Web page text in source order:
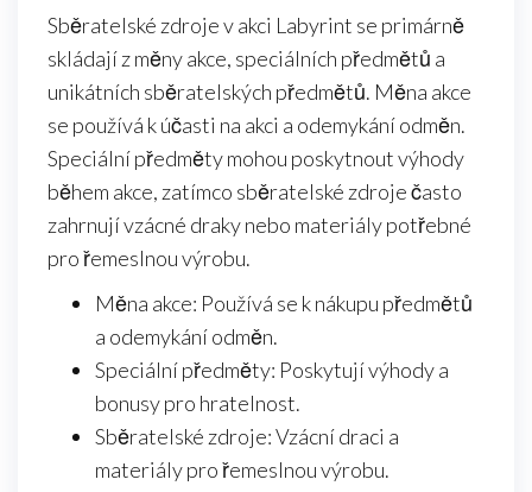
Sběratelské zdroje v akci Labyrint se primárně
skládají z měny akce, speciálních předmětů a
unikátních sběratelských předmětů. Měna akce
se používá k účasti na akci a odemykání odměn.
Speciální předměty mohou poskytnout výhody
během akce, zatímco sběratelské zdroje často
zahrnují vzácné draky nebo materiály potřebné
pro řemeslnou výrobu.
Měna akce: Používá se k nákupu předmětů
a odemykání odměn.
Speciální předměty: Poskytují výhody a
bonusy pro hratelnost.
Sběratelské zdroje: Vzácní draci a
materiály pro řemeslnou výrobu.